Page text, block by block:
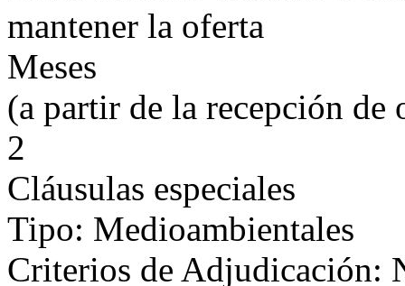
mantener la oferta
Meses
(a partir de la recepción de
2
Cláusulas especiales
Tipo: Medioambientales
Criterios de Adjudicación: